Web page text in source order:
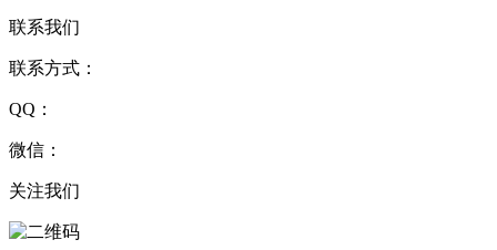
联系我们
联系方式：
QQ：
微信：
关注我们